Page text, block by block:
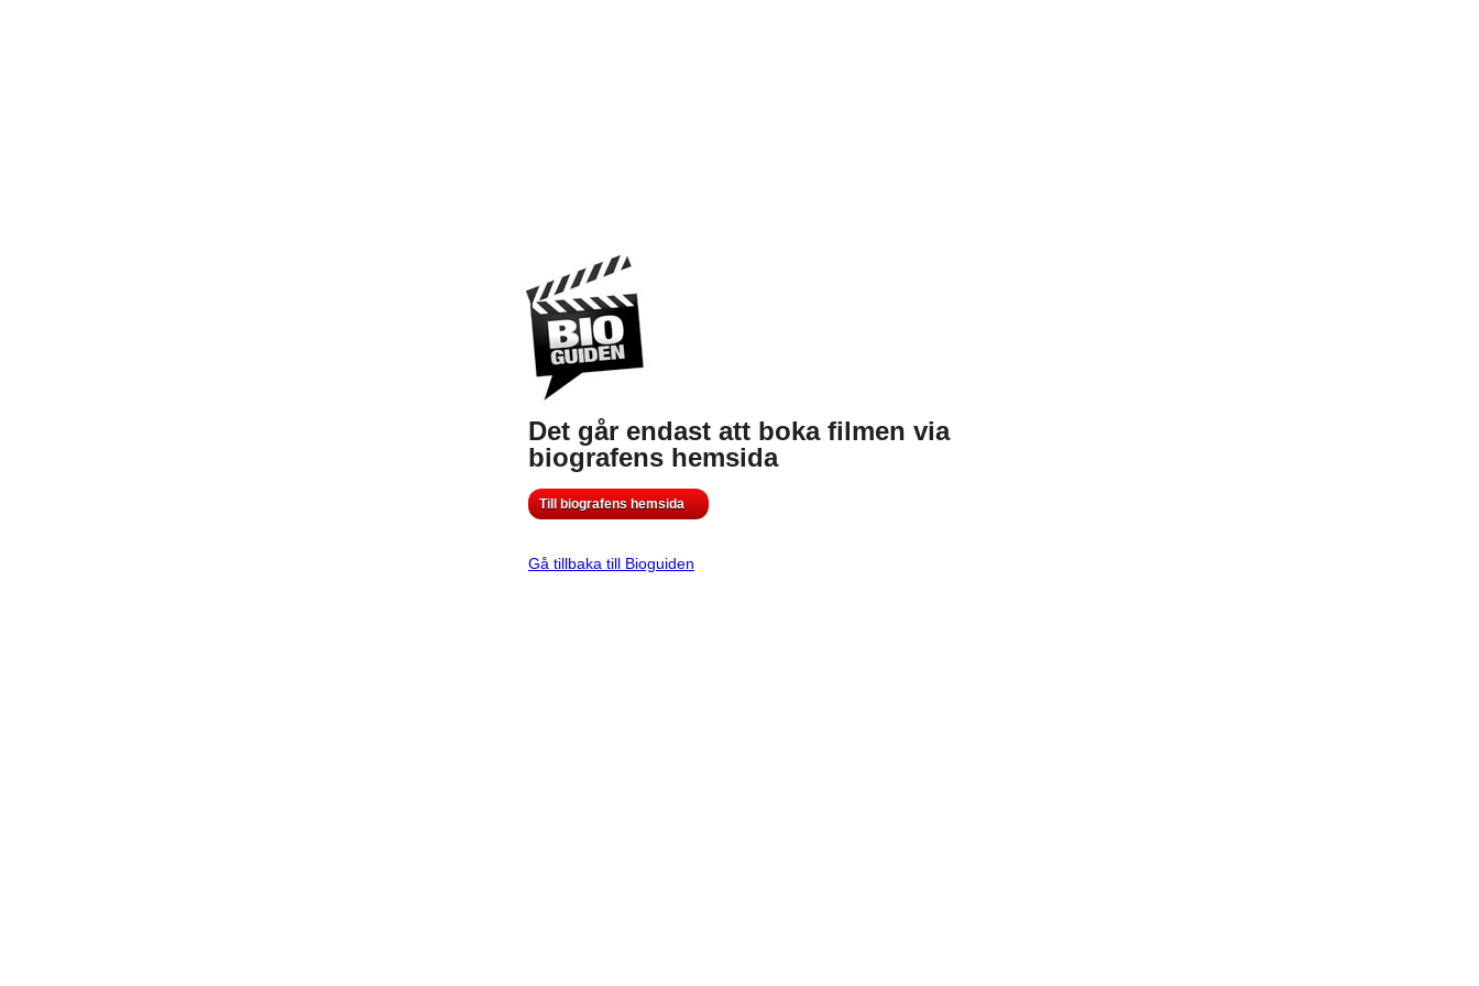
Det går endast att boka filmen via
biografens hemsida
Till biografens hemsida
Gå tillbaka till Bioguiden